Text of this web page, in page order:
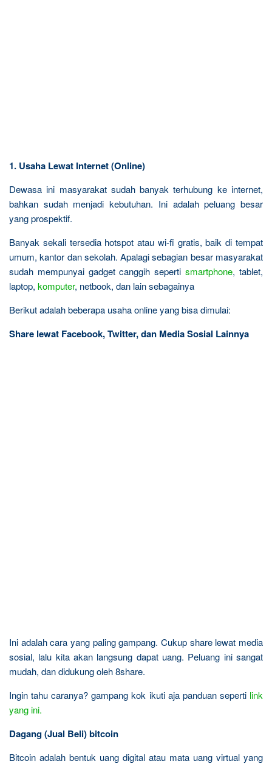
1. Usaha Lewat Internet (Online)
Dewasa ini masyarakat sudah banyak terhubung ke internet,
bahkan sudah menjadi kebutuhan. Ini adalah peluang besar
yang prospektif.
Banyak sekali tersedia hotspot atau wi-fi gratis, baik di tempat
umum, kantor dan sekolah. Apalagi sebagian besar masyarakat
sudah mempunyai gadget canggih sepertismartphone, tablet,
laptop, komputer, netbook, dan lain sebagainya
Berikut adalah beberapa usaha online yang bisa dimulai:
Share lewat Facebook, Twitter, dan Media Sosial Lainnya
Ini adalah cara yang paling gampang. Cukup share lewat media
sosial, lalu kita akan langsung dapat uang. Peluang ini sangat
mudah, dan didukung oleh 8share.
Ingin tahu caranya? gampang kok ikuti aja panduan seperti link
yang ini.
Dagang (Jual Beli) bitcoin
Bitcoin adalah bentuk uang digital atau mata uang virtual yang